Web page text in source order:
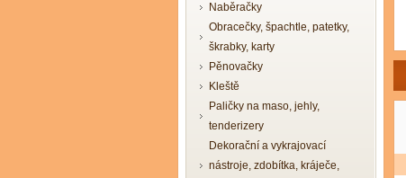
Naběračky
Obracečky, špachtle, patetky,
škrabky, karty
Pěnovačky
Kleště
Paličky na maso, jehly,
tenderizery
Dekorační a vykrajovací
nástroje, zdobítka, kráječe,